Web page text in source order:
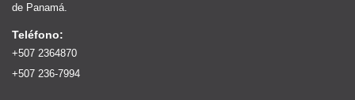
de Panamá.
Teléfono:
+507 2364870
+507 236-7994